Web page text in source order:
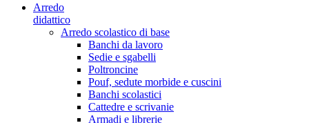
Arredo
didattico
Arredo scolastico di base
Banchi da lavoro
Sedie e sgabelli
Poltroncine
Pouf, sedute morbide e cuscini
Banchi scolastici
Cattedre e scrivanie
Armadi e librerie